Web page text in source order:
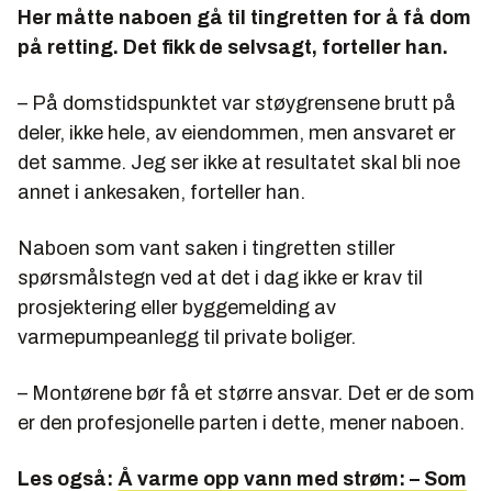
Her måtte naboen gå til tingretten for å få dom
på retting. Det fikk de selvsagt, forteller han.
– På domstidspunktet var støygrensene brutt på
deler, ikke hele, av eiendommen, men ansvaret er
det samme. Jeg ser ikke at resultatet skal bli noe
annet i ankesaken, forteller han.
Naboen som vant saken i tingretten stiller
spørsmålstegn ved at det i dag ikke er krav til
prosjektering eller byggemelding av
varmepumpeanlegg til private boliger.
– Montørene bør få et større ansvar. Det er de som
er den profesjonelle parten i dette, mener naboen.
Les også: Å varme opp vann med strøm: – Som